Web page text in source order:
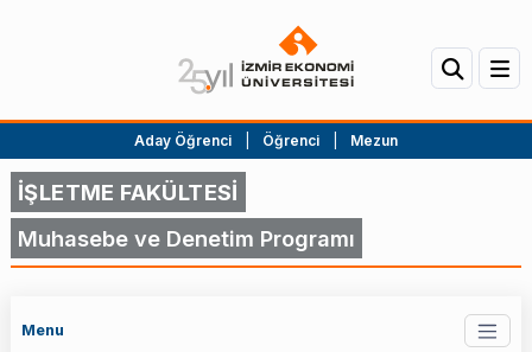
Aday Öğrenci Öğrenci Mezun
İŞLETME FAKÜLTESİ
Muhasebe ve Denetim Programı
Menu